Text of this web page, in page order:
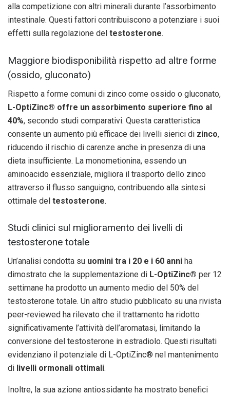
alla competizione con altri minerali durante l’assorbimento
intestinale. Questi fattori contribuiscono a potenziare i suoi
effetti sulla regolazione del testosterone.
Maggiore biodisponibilità rispetto ad altre forme
(ossido, gluconato)
Rispetto a forme comuni di zinco come ossido o gluconato,
L-OptiZinc® offre un assorbimento superiore fino al
40%, secondo studi comparativi. Questa caratteristica
consente un aumento più efficace dei livelli sierici di zinco,
riducendo il rischio di carenze anche in presenza di una
dieta insufficiente. La monometionina, essendo un
aminoacido essenziale, migliora il trasporto dello zinco
attraverso il flusso sanguigno, contribuendo alla sintesi
ottimale del testosterone.
Studi clinici sul miglioramento dei livelli di
testosterone totale
Un’analisi condotta su uomini tra i 20 e i 60 anni ha
dimostrato che la supplementazione di L-OptiZinc® per 12
settimane ha prodotto un aumento medio del 50% del
testosterone totale. Un altro studio pubblicato su una rivista
peer-reviewed ha rilevato che il trattamento ha ridotto
significativamente l’attività dell’aromatasi, limitando la
conversione del testosterone in estradiolo. Questi risultati
evidenziano il potenziale di L-OptiZinc® nel mantenimento
di livelli ormonali ottimali.
Inoltre, la sua azione antiossidante ha mostrato benefici